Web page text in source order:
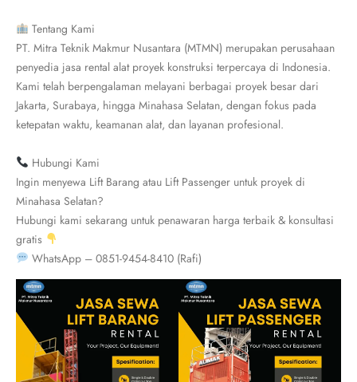
Tentang Kami
PT. Mitra Teknik Makmur Nusantara (MTMN) merupakan perusahaan
penyedia jasa rental alat proyek konstruksi terpercaya di Indonesia.
Kami telah berpengalaman melayani berbagai proyek besar dari
Jakarta, Surabaya, hingga Minahasa Selatan, dengan fokus pada
ketepatan waktu, keamanan alat, dan layanan profesional.
Hubungi Kami
Ingin menyewa Lift Barang atau Lift Passenger untuk proyek di
Minahasa Selatan?
Hubungi kami sekarang untuk penawaran harga terbaik & konsultasi
gratis
WhatsApp – 0851-9454-8410 (Rafi)